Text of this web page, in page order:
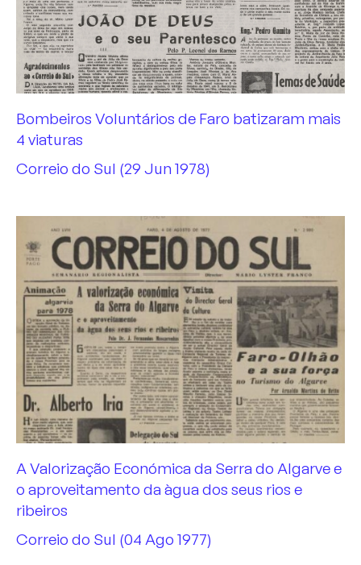
Bombeiros Voluntários de Faro batizaram mais
4 viaturas
Correio do Sul (29 Jun 1978)
A Valorização Económica da Serra do Algarve e
o aproveitamento da àgua dos seus rios e
ribeiros
Correio do Sul (04 Ago 1977)